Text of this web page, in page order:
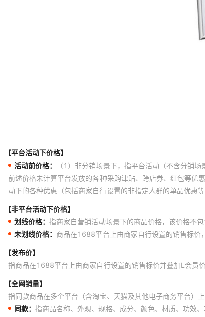
【平台活动下价格】
活动前价格：
（1）非分销场景下，指平台活动（不含分销
前述价格未计算平台发放的各种采购津贴、跨店券、红包等优
动下的各种优惠（包括商家自行设置的非指定人群的单品优惠
【非平台活动下价格】
划线价格： 指商家自营销活动场景下的商品价格，该价格不
未划线价格： 商品在1688平台上由商家自行设置的销售标价
【发布价】
指商品在1688平台上由商家自行设置的销售标价并叠加L会员
【全网销量】
指同款商品在多个平台（含淘宝、天猫及其他电子商务平台）
同款： 指商品名称、外观、规格、成分、颜色、材质、功效